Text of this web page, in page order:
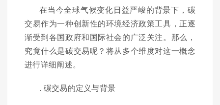
在当今全球气候变化日益严峻的背景下，碳
交易作为一种创新性的环境经济政策工具，正逐
渐受到各国政府和国际社会的广泛关注。那么，
究竟什么是碳交易呢？将从多个维度对这一概念
进行详细阐述。
. 碳交易的定义与背景